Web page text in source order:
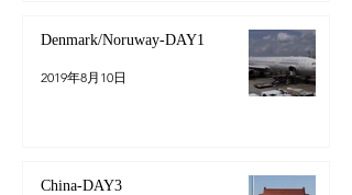
Denmark/Noruway-DAY1
2019年8月10日
China-DAY3